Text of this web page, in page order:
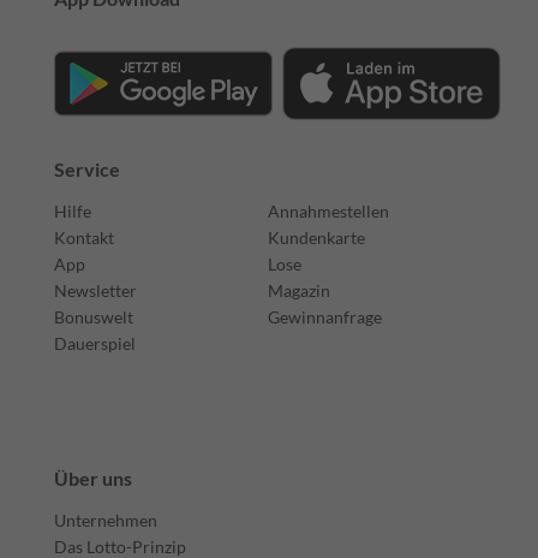
Service
Hilfe
Kontakt
App
Newsletter
Bonuswelt
Dauerspiel
Annahmestellen
Kundenkarte
Lose
Magazin
Gewinnanfrage
Über uns
Unternehmen
Das Lotto-Prinzip